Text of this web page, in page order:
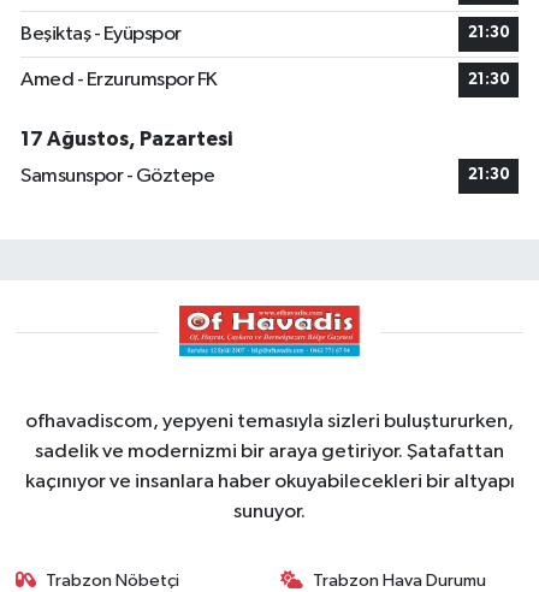
Beşiktaş - Eyüpspor 21:30
Amed - Erzurumspor FK 21:30
17 Ağustos, Pazartesi
Samsunspor - Göztepe
21:30
ofhavadiscom, yepyeni temasıyla sizleri buluştururken,
sadelik ve modernizmi bir araya getiriyor. Şatafattan
kaçınıyor ve insanlara haber okuyabilecekleri bir altyapı
sunuyor.
Trabzon Nöbetçi
Trabzon Hava Durumu